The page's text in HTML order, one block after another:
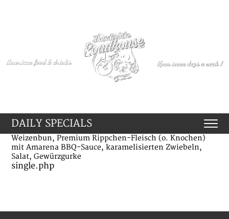
DAILY SPECIALS
Weizenbun, Premium Rippchen-Fleisch (o. Knochen)
mit Amarena BBQ-Sauce, karamelisierten Zwiebeln,
Salat, Gewürzgurke
single.php